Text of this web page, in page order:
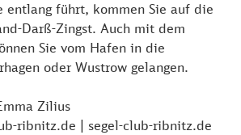
entlang führt, kommen Sie auf die
Darß-Zingst. Auch mit dem
Sie vom Hafen in die
oder Wustrow gelangen.
Zilius
ribnitz.de | segel-club-ribnitz.de